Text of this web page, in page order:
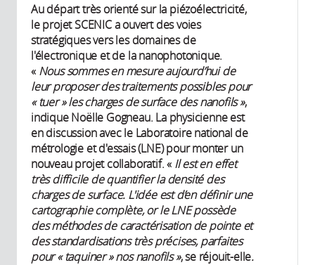
Au départ très orienté sur la piézoélectricité,
le projet SCENIC a ouvert des voies
stratégiques vers les domaines de
l'électronique et de la nanophotonique.
« Nous sommes en mesure aujourd’hui de
leur proposer des traitements possibles pour
« tuer » les charges de surface des nanofils »,
indique Noëlle Gogneau. La physicienne est
en discussion avec le Laboratoire national de
métrologie et d'essais (LNE) pour monter un
nouveau projet collaboratif. « Il est en effet
très difficile de quantifier la densité des
charges de surface. L'idée est d’en définir une
cartographie complète,orle LNE possède
des méthodes de caractérisation de pointe et
des standardisations très précises, parfaites
pour « taquiner » nos nanofils », se réjouit-elle.